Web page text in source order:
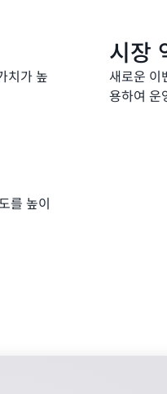
치가 높
시장
새로운 이
용하여 운
를 높이